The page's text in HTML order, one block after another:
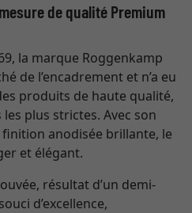
de qualité Premium
la marque Roggenkamp
de l’encadrement et n’a eu
produits de haute qualité,
plus strictes. Avec son
anodisée brillante, le
et élégant.
résultat d’un demi-
d’excellence,